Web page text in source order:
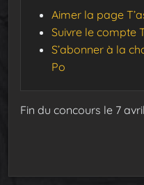
Aimer la page
Suivre le compte
S’abonner à la
Po
Fin du concours le 7